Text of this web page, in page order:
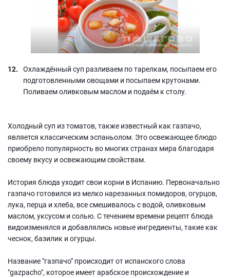
Охлаждённый суп разливаем по тарелкам, посыпаем его
подготовленными овощами и посыпаем крутонами.
Поливаем оливковым маслом и подаём к столу.
Холодный суп из томатов, также известный как газпачо,
является классическим эспаньолом. Это освежающее блюдо
приобрело популярность во многих странах мира благодаря
своему вкусу и освежающим свойствам.
История блюда уходит свои корни в Испанию. Первоначально
газпачо готовился из мелко нарезанных помидоров, огурцов,
лука, перца и хлеба, все смешивалось с водой, оливковым
маслом, уксусом и солью. С течением времени рецепт блюда
видоизменялся и добавлялись новые ингредиенты, такие как
чеснок, базилик и огурцы.
Название "газпачо" происходит от испанского слова
"gazpacho", которое имеет арабское происхождение и